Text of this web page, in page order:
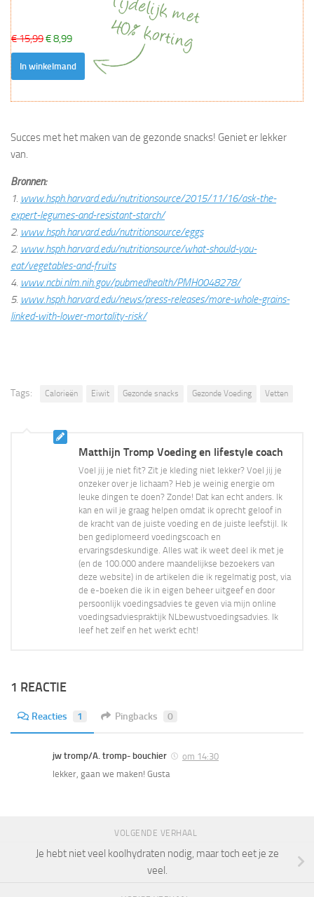
€ 15,99€ 8,99
In winkelmand
Succes met het maken van de gezonde snacks! Geniet er lekker
van.
Bronnen:
1. www.hsph.harvard.edu/nutritionsource/2015/11/16/ask-the-
expert-legumes-and-resistant-starch/
2. www.hsph.harvard.edu/nutritionsource/eggs
2. www.hsph.harvard.edu/nutritionsource/what-should-you-
eat/vegetables-and-fruits
4. www.ncbi.nlm.nih.gov/pubmedhealth/PMH0048278/
5. www.hsph.harvard.edu/news/press-releases/more-whole-grains-
linked-with-lower-mortality-risk/
Tags: Calorieën Eiwit Gezonde snacks Gezonde Voeding Vetten
Matthijn Tromp Voeding en lifestyle coach
Voel jij je niet fit? Zit je kleding niet lekker? Voel jij je
onzeker over je lichaam? Heb je weinig energie om
leuke dingen te doen? Zonde! Dat kan echt anders. Ik
kan en wil je graag helpen omdat ik oprecht geloof in
de kracht van de juiste voeding en de juiste leefstijl. Ik
ben gediplomeerd voedingscoach en
ervaringsdeskundige. Alles wat ik weet deel ik met je
(en de 100.000 andere maandelijkse bezoekers van
deze website) in de artikelen die ik regelmatig post, via
de e-boeken die ik in eigen beheer uitgeef en door
persoonlijk voedingsadvies te geven via mijn online
voedingsadviespraktijk NLbewustvoedingsadvies. Ik
leef het zelf en het werkt echt!
1 REACTIE
Reacties 1 Pingbacks 0
jw tromp/A. tromp- bouchier
om 14:30
lekker, gaan we maken! Gusta
VOLGENDE VERHAAL
Je hebt niet veel koolhydraten nodig, maar toch eet je ze
veel.